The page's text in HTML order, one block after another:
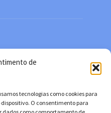
de
tecnologias como cookies para
O consentimento para